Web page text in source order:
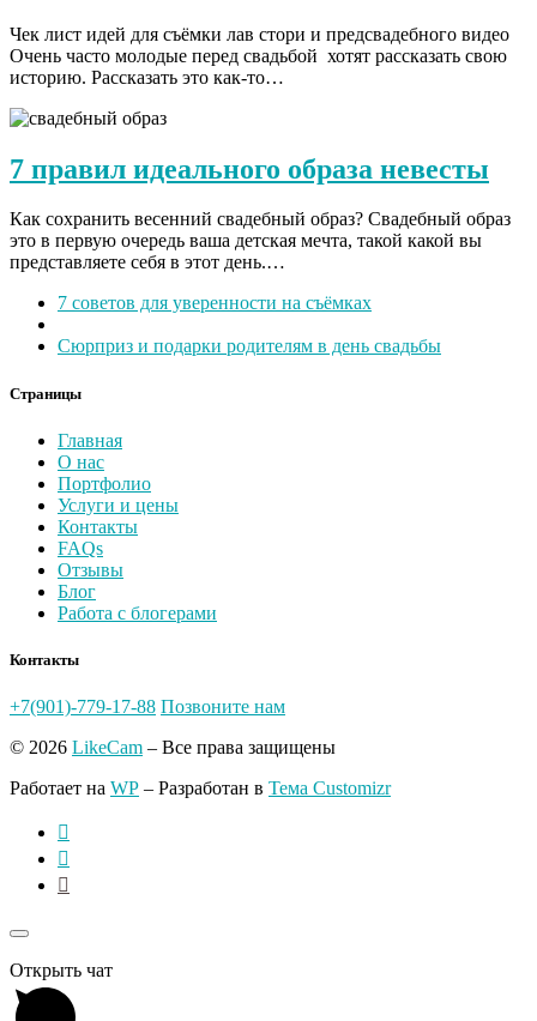
Чек лист идей для съёмки лав стори и предсвадебного видео
Очень часто молодые перед свадьбой хотят рассказать свою
историю. Рассказать это как-то…
7 правил идеального образа невесты
Как сохранить весенний свадебный образ? Свадебный образ
это в первую очередь ваша детская мечта, такой какой вы
представляете себя в этот день.…
Навигация
по
Предыдущая
7 советов для уверенности на съёмках
к
записей
Следующая
Сюрприз и подарки родителям в день свадьбы
Страницы
Главная
О нас
Портфолио
Услуги и цены
Контакты
FAQs
Отзывы
Блог
Работа с блогерами
Контакты
+7(901)-779-17-88 Позвоните нам
© 2026 LikeCam – Все права защищены
Работает на WP – Разработан в Тема Customizr
Открыть чат